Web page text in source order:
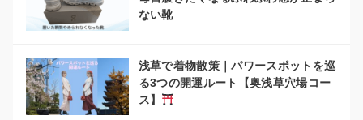
ない靴
浅草で着物散策｜パワースポットを巡
る3つの開運ルート【奥浅草穴場コー
ス】